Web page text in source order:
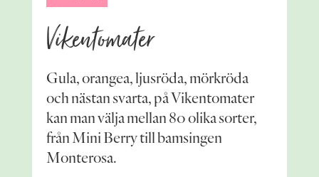
Vikentomater
Gula, orangea, ljusröda, mörkröda
och nästan svarta, på Vikentomater
kan man välja mellan 80 olika sorter,
från Mini Berry till bamsingen
Monterosa.